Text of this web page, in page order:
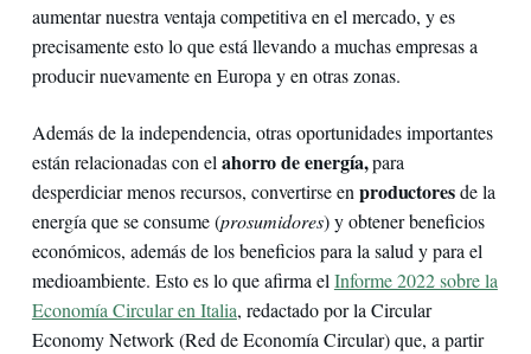
aumentar nuestra ventaja competitiva en el mercado, y es
precisamente esto lo que está llevando a muchas empresas a
producir nuevamente en Europa y en otras zonas.
Además de la independencia, otras oportunidades importantes
están relacionadas con el ahorro de energía,para
desperdiciar menos recursos, convertirse en productoresde la
energía que se consume (prosumidores) y obtener beneficios
económicos, además de los beneficios para la salud y para el
medioambiente. Esto es lo que afirma el Informe 2022 sobre la
Economía Circular en Italia, redactado por la Circular
Economy Network (Red de Economía Circular) que, a partir